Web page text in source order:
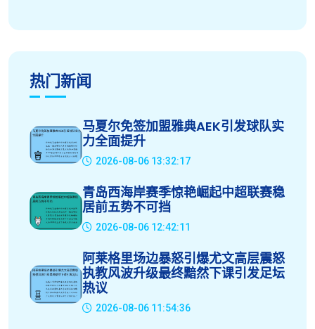
热门新闻
马夏尔免签加盟雅典AEK引发球队实
力全面提升
2026-08-06 13:32:17
青岛西海岸赛季惊艳崛起中超联赛稳
居前五势不可挡
2026-08-06 12:42:11
阿莱格里场边暴怒引爆尤文高层震怒
执教风波升级最终黯然下课引发足坛
热议
2026-08-06 11:54:36